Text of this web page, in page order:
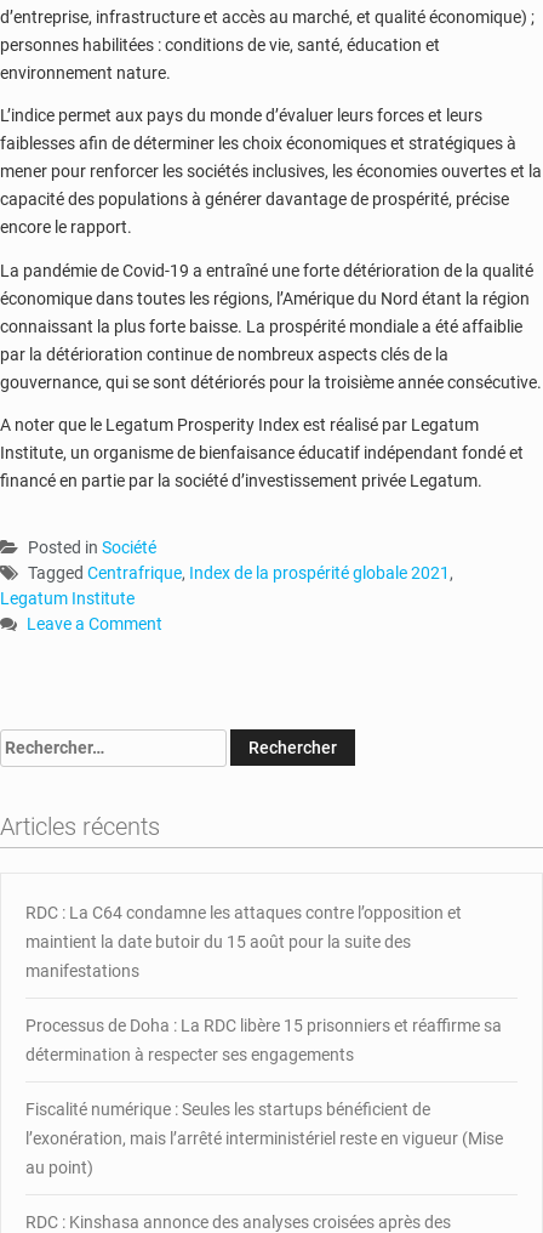
d’entreprise, infrastructure et accès au marché, et qualité économique) ;
personnes habilitées : conditions de vie, santé, éducation et
environnement nature.
L’indice permet aux pays du monde d’évaluer leurs forces et leurs
faiblesses afin de déterminer les choix économiques et stratégiques à
mener pour renforcer les sociétés inclusives, les économies ouvertes et la
capacité des populations à générer davantage de prospérité, précise
encore le rapport.
La pandémie de Covid-19 a entraîné une forte détérioration de la qualité
économique dans toutes les régions, l’Amérique du Nord étant la région
connaissant la plus forte baisse. La prospérité mondiale a été affaiblie
par la détérioration continue de nombreux aspects clés de la
gouvernance, qui se sont détériorés pour la troisième année consécutive.
A noter que le Legatum Prosperity Index est réalisé par Legatum
Institute, un organisme de bienfaisance éducatif indépendant fondé et
financé en partie par la société d’investissement privée Legatum.
Posted in Société
Tagged Centrafrique, Index de la prospérité globale 2021 ,
Legatum Institute
Leave a Comment
prospérité
:
la
classée
la
166ème
Rechercher :
Articles récents
RDC : La C64 condamne les attaques contre l’opposition et
maintient la date butoir du 15 août pour la suite des
manifestations
Processus de Doha : La RDC libère 15 prisonniers et réaffirme sa
détermination à respecter ses engagements
Fiscalité numérique : Seules les startups bénéficient de
l’exonération, mais l’arrêté interministériel reste en vigueur (Mise
au point)
RDC : Kinshasa annonce des analyses croisées après des